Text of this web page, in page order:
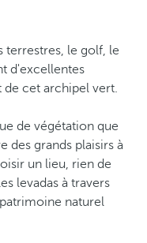
terrestres, le golf, le
d'excellentes
cet archipel vert.
de végétation que
des grands plaisirs à
un lieu, rien de
levadas à travers
naturel